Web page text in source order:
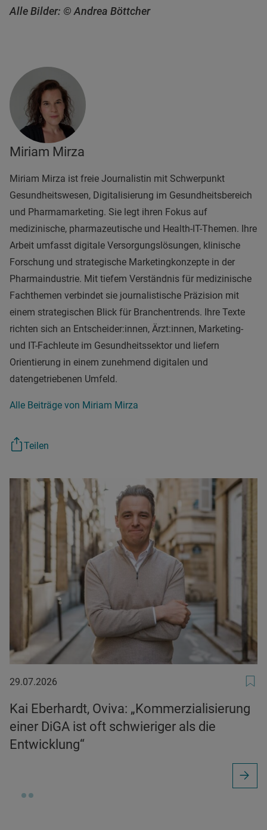
Alle Bilder: © Andrea Böttcher
Miriam Mirza
Miriam Mirza ist freie Journalistin mit Schwerpunkt
Gesundheitswesen, Digitalisierung im Gesundheitsbereich
und Pharmamarketing. Sie legt ihren Fokus auf
medizinische, pharmazeutische und Health-IT-Themen. Ihre
Arbeit umfasst digitale Versorgungslösungen, klinische
Forschung und strategische Marketingkonzepte in der
Pharmaindustrie. Mit tiefem Verständnis für medizinische
Fachthemen verbindet sie journalistische Präzision mit
einem strategischen Blick für Branchentrends. Ihre Texte
richten sich an Entscheider:innen, Ärzt:innen, Marketing-
und IT-Fachleute im Gesundheitssektor und liefern
Orientierung in einem zunehmend digitalen und
datengetriebenen Umfeld.
Alle Beiträge von Miriam Mirza
Teilen
29.07.2026
29.07.2026
Kai Eberhardt, Oviva: „Kommerzialisierung
einer DiGA ist oft schwieriger als die
Entwicklung“